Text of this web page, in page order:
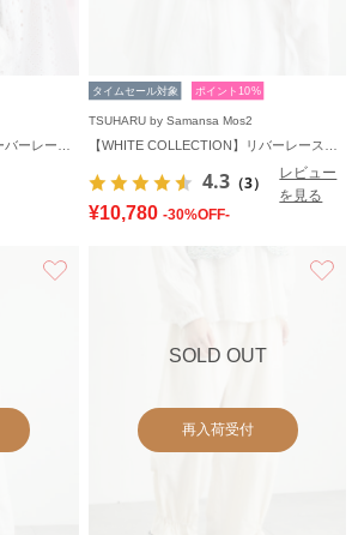
タイムセール対象 ポイント10%
TSUHARU by Samansa Mos2
4.3 （3）
レビュー
を見る
¥10,780 -30%OFF-
SOLD OUT
再入荷受付